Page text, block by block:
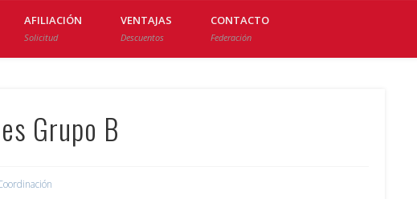
AFILIACIÓN
Solicitud
VENTAJAS
Descuentos
CONTACTO
Federación
Grupo B